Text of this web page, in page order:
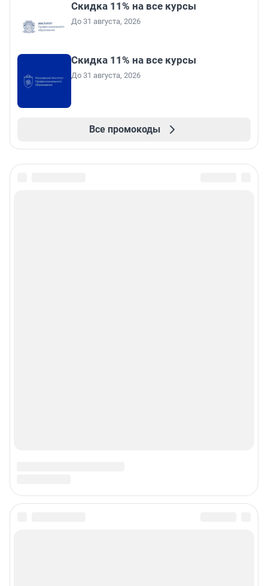
Скидка 11% на все курсы
До 31 августа, 2026
Скидка 11% на все курсы
До 31 августа, 2026
Все промокоды